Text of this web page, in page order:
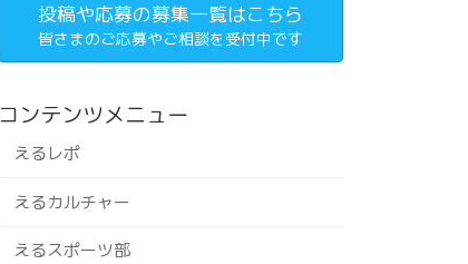
投稿や応募の募集一覧はこちら
皆さまのご応募やご相談を受付中です
コンテンツメニュー
えるレポ
えるカルチャー
えるスポーツ部